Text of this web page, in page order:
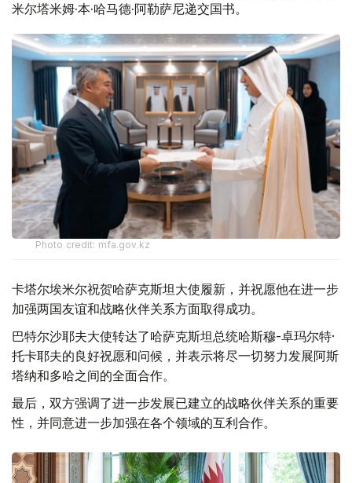
米尔塔米姆·本·哈马德·阿勒萨尼递交国书。
Photo credit: mfa.gov.kz
卡塔尔埃米尔祝贺哈萨克斯坦大使履新，并祝愿他在进一步
加强两国友谊和战略伙伴关系方面取得成功。
巴特尔沙耶夫大使转达了哈萨克斯坦总统哈斯穆-卓玛尔特·
托卡耶夫的良好祝愿和问候，并表示将尽一切努力发展阿斯
塔纳和多哈之间的全面合作。
最后，双方强调了进一步发展已建立的战略伙伴关系的重要
性，并同意进一步加强在各个领域的互利合作。